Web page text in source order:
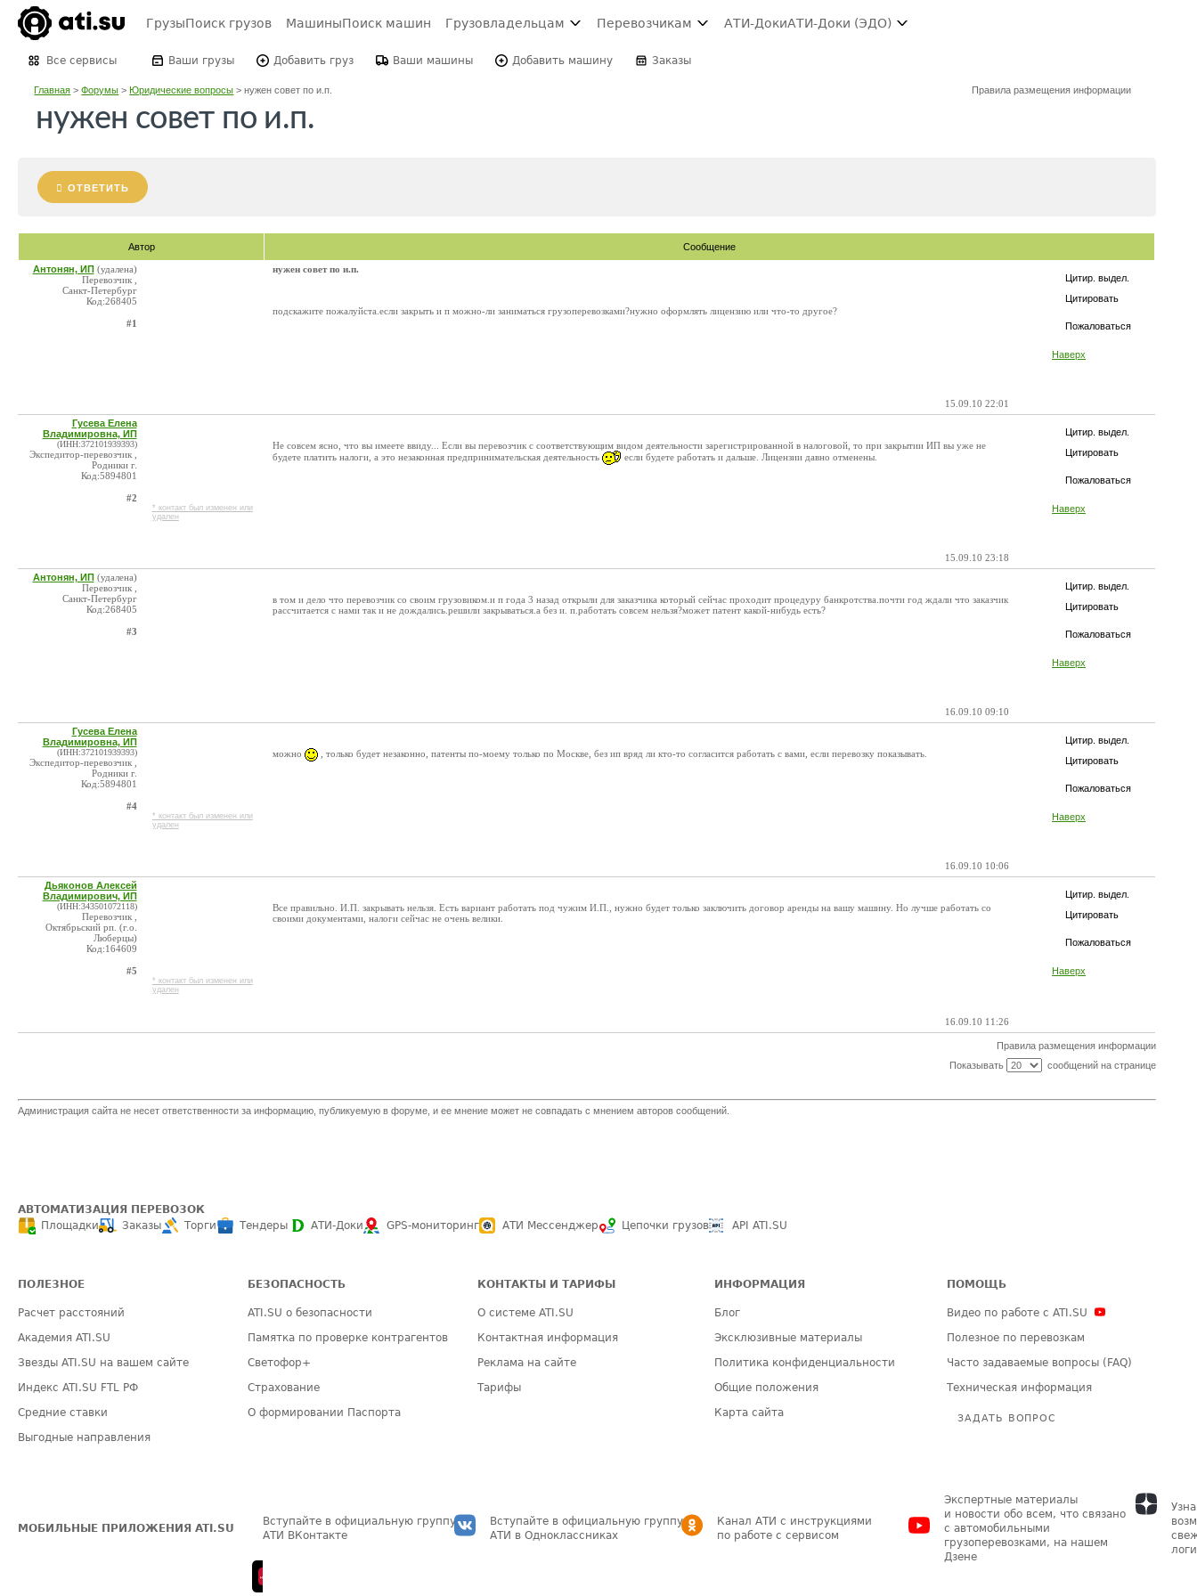
ГрузыПоиск грузов МашиныПоиск машин Грузовладельцам Перевозчикам АТИ-ДокиАТИ-Доки (ЭДО)
Все сервисы Ваши грузы Добавить груз Ваши машины Добавить машину Заказы
Главная >Форумы >Юридические вопросы >нужен совет по и.п. Правила размещения информации
нужен совет по и.п.
ОТВЕТИТЬ
Автор Сообщение
Цитир. выдел.
Цитировать
Пожаловаться
Наверх
Антонян, ИП (удалена)
Перевозчик ,
Санкт-Петербург
Код:268405
#1
нужен совет по и.п.
подскажите пожалуйста.если закрыть и п можно-ли заниматься грузоперевозками?нужно оформлять лицензию или что-то другое?
15.09.10 22:01
Цитир. выдел.
Цитировать
Пожаловаться
Наверх
Гусева Елена
Владимировна, ИП
(ИНН:372101939393)
Экспедитор-перевозчик ,
Родники г.
Код:5894801
#2
* контакт был изменен или
удален
Не совсем ясно, что вы имеете ввиду... Если вы перевозчик с соответствующим видом деятельности зарегистрированной в налоговой, то при закрытии ИП вы уже не
будете платить налоги, а это незаконная предпринимательская деятельность
если будете работать и дальше. Лицензии давно отменены.
15.09.10 23:18
Цитир. выдел.
Цитировать
Пожаловаться
Наверх
Антонян, ИП (удалена)
Перевозчик ,
Санкт-Петербург
Код:268405
#3
в том и дело что перевозчик со своим грузовиком.и п года 3 назад открыли для заказчика который сейчас проходит процедуру банкротства.почти год ждали что заказчик
рассчитается с нами так и не дождались.решили закрываться.а без и. п.работать совсем нельзя?может патент какой-нибудь есть?
16.09.10 09:10
Цитир. выдел.
Цитировать
Пожаловаться
Наверх
Гусева Елена
Владимировна, ИП
(ИНН:372101939393)
Экспедитор-перевозчик ,
Родники г.
Код:5894801
#4
* контакт был изменен или
удален
можно , только будет незаконно, патенты по-моему только по Москве, без ип вряд ли кто-то согласится работать с вами, если перевозку показывать.
16.09.10 10:06
Цитир. выдел.
Цитировать
Пожаловаться
Наверх
Дьяконов Алексей
Владимирович, ИП
(ИНН:343501072118)
Перевозчик ,
Октябрьский рп. (г.о.
Люберцы)
Код:164609
#5
* контакт был изменен или
удален
Все правильно. И.П. закрывать нельзя. Есть вариант работать под чужим И.П., нужно будет только заключить договор аренды на вашу машину. Но лучше работать со
своими документами, налоги сейчас не очень велики.
16.09.10 11:26
Правила размещения информации
Показывать
сообщений на странице
Администрация сайта не несет ответственности за информацию, публикуемую в форуме, и ее мнение может не совпадать с мнением авторов сообщений.
АВТОМАТИЗАЦИЯ ПЕРЕВОЗОК
Площадки
Заказы Торги Тендеры АТИ-Доки GPS-мониторинг АТИ Мессенджер Цепочки грузов API ATI.SU
ПОЛЕЗНОЕ
Расчет расстояний
Академия ATI.SU
Звезды ATI.SU на вашем сайте
Индекс ATI.SU FTL РФ
Средние ставки
Выгодные направления
БЕЗОПАСНОСТЬ
ATI.SU о безопасности
Памятка по проверке контрагентов
Светофор+
Страхование
О формировании Паспорта
КОНТАКТЫ И ТАРИФЫ
О системе ATI.SU
Контактная информация
Реклама на сайте
Тарифы
ИНФОРМАЦИЯ
Блог
Эксклюзивные материалы
Политика конфиденциальности
Общие положения
Карта сайта
ПОМОЩЬ
Видео по работе с ATI.SU
Полезное по перевозкам
Часто задаваемые вопросы (FAQ)
Техническая информация
ЗАДАТЬ ВОПРОС
МОБИЛЬНЫЕ ПРИЛОЖЕНИЯ ATI.SU
Вступайте в официальную группу
АТИ ВКонтакте
Вступайте в официальную группу
АТИ в Одноклассниках
Канал АТИ с инструкциями
по работе с сервисом
Экспертные материалы
и новости обо всем, что связано
с автомобильными
грузоперевозками, на нашем
Дзене